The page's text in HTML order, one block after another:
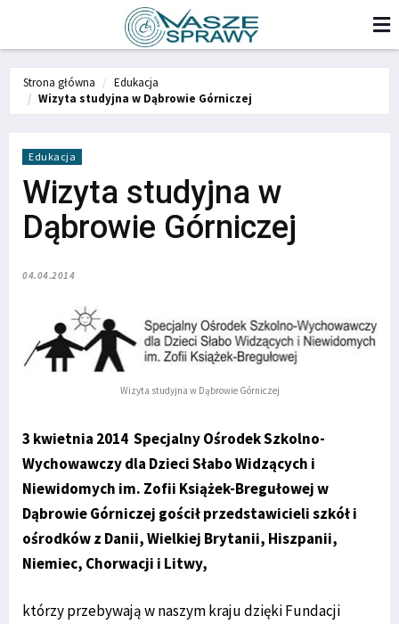
Strona główna
Edukacja
Wizyta studyjna w Dąbrowie Górniczej
Edukacja
Wizyta studyjna w
Dąbrowie Górniczej
04.04.2014
Wizyta studyjna w Dąbrowie Górniczej
3 kwietnia 2014 Specjalny Ośrodek Szkolno-
Wychowawczy dla Dzieci Słabo Widzących i
Niewidomych im. Zofii Książek-Bregułowej w
Dąbrowie Górniczej gościł przedstawicieli szkół i
ośrodków z Danii, Wielkiej Brytanii, Hiszpanii,
Niemiec, Chorwacji i Litwy,
którzy przebywają w naszym kraju dzięki Fundacji